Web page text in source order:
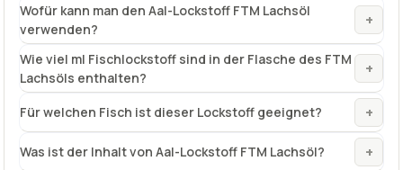
Wofür kann man den Aal-Lockstoff FTM Lachsöl
verwenden?
+
Wie viel ml Fischlockstoff sind in der Flasche des FTM
Lachsöls enthalten?
+
Für welchen Fisch ist dieser Lockstoff geeignet? +
Was ist der Inhalt von Aal-Lockstoff FTM Lachsöl? +